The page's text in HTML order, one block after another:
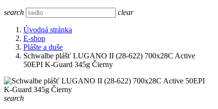
search clear
Úvodná stránka
E-shop
Plášte a duše
Schwalbe plášť LUGANO II (28-622) 700x28C Active
50EPI K-Guard 345g Čierny
search